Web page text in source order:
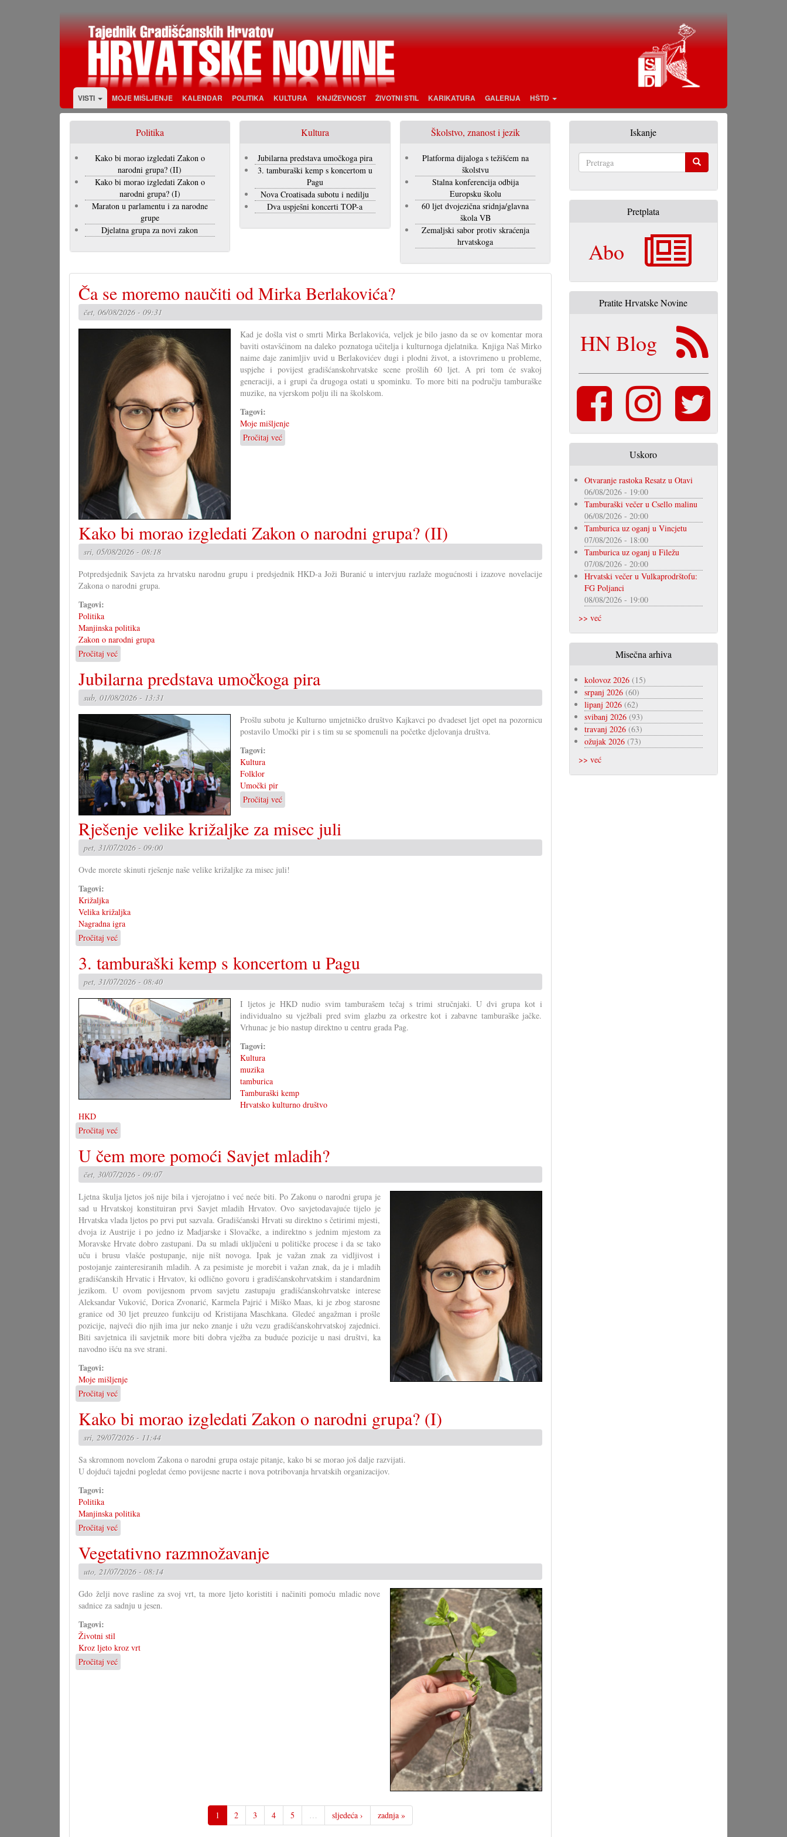
VISTI MOJE MIŠLJENJE KALENDAR POLITIKA KULTURA KNJIŽEVNOST ŽIVOTNI STIL KARIKATURA GALERIJA HŠTD
Politika
Kako bi morao izgledati Zakon o
narodni grupa? (II)
Kako bi morao izgledati Zakon o
narodni grupa? (I)
Maraton u parlamentu i za narodne
grupe
Djelatna grupa za novi zakon
Kultura
Jubilarna predstava umočkoga pira
3. tamburaški kemp s koncertom u
Pagu
Nova Croatisada subotu i nedilju
Dva uspješni koncerti TOP-a
Školstvo, znanost i jezik
Platforma dijaloga s težišćem na
školstvu
Stalna konferencija odbija
Europsku školu
60 ljet dvojezična sridnja/glavna
škola VB
Zemaljski sabor protiv skraćenja
hrvatskoga
Ča se moremo naučiti od Mirka Berlakovića?
čet, 06/08/2026 - 09:31
Kad je došla vist o smrti Mirka Berlakovića, veljek je bilo jasno da se ov komentar mora
baviti ostavšćinom na daleko poznatoga učitelja i kulturnoga djelatnika. Knjiga Naš Mirko
naime daje zanimljiv uvid u Berlakovićev dugi i plodni život, a istovrimeno u probleme,
uspjehe i povijest gradišćanskohrvatske scene prošlih 60 ljet. A pri tom će svakoj
generaciji, a i grupi ča drugoga ostati u spominku. To more biti na području tamburaške
muzike, na vjerskom polju ili na školskom.
Tagovi:
Moje mišljenje
Pročitaj već
Ča
Kako bi morao izgledati Zakon o narodni grupa? (II)
sri, 05/08/2026 - 08:18
Potpredsjednik Savjeta za hrvatsku narodnu grupu i predsjednik HKD-a Joži Buranić u intervjuu razlaže mogućnosti i izazove novelacije
Zakona o narodni grupa.
Tagovi:
Politika
Manjinska politika
Zakon o narodni grupa
Pročitaj već
Kako
bi
morao
izgledati
Zakon
narodni
grupa?
(II)
Jubilarna predstava umočkoga pira
sub, 01/08/2026 - 13:31
Prošlu subotu je Kulturno umjetničko društvo Kajkavci po dvadeset ljet opet na pozornicu
postavilo Umočki pir i s tim su se spomenuli na početke djelovanja društva.
Tagovi:
Kultura
Folklor
Umočki pir
Pročitaj već
Jubilarna
predstava
umočkoga
Rješenje velike križaljke za misec juli
pet, 31/07/2026 - 09:00
Ovde morete skinuti rješenje naše velike križaljke za misec juli!
Tagovi:
Križaljka
Velika križaljka
Nagradna igra
Pročitaj već
Rješenje
velike
križaljke
za
misec
juli
3. tamburaški kemp s koncertom u Pagu
pet, 31/07/2026 - 08:40
I ljetos je HKD nudio svim tamburašem tečaj s trimi stručnjaki. U dvi grupa kot i
individualno su vježbali pred svim glazbu za orkestre kot i zabavne tamburaške jačke.
Vrhunac je bio nastup direktno u centru grada Pag.
Tagovi:
Kultura
muzika
tamburica
Tamburaški kemp
Hrvatsko kulturno društvo
HKD
Pročitaj već
3.
tamburaški
kemp
s
u
Pagu
U čem more pomoći Savjet mladih?
čet, 30/07/2026 - 09:07
Ljetna škulja ljetos još nije bila i vjerojatno i već neće biti. Po Zakonu o narodni grupa je
sad u Hrvatskoj konstituiran prvi Savjet mladih Hrvatov. Ovo savjetodavajuće tijelo je
Hrvatska vlada ljetos po prvi put sazvala. Gradišćanski Hrvati su direktno s četirimi mjesti,
dvoja iz Austrije i po jedno iz Madjarske i Slovačke, a indirektno s jednim mjestom za
Moravske Hrvate dobro zastupani. Da su mladi uključeni u političke procese i da se tako
uču i brusu vlašće postupanje, nije ništ novoga. Ipak je važan znak za vidljivost i
postojanje zainteresiranih mladih. A za pesimiste je morebit i važan znak, da je i mladih
gradišćanskih Hrvatic i Hrvatov, ki odlično govoru i gradišćanskohrvatskim i standardnim
jezikom. U ovom povijesnom prvom savjetu zastupaju gradišćanskohrvatske interese
Aleksandar Vuković, Dorica Zvonarić, Karmela Pajrić i Miško Maas, ki je zbog starosne
granice od 30 ljet preuzeo funkciju od Kristijana Maschkana. Gledeć angažman i prošle
pozicije, najveći dio njih ima jur neko znanje i užu vezu gradišćanskohrvatskoj zajednici.
Biti savjetnica ili savjetnik more biti dobra vježba za buduće pozicije u nasi društvi, ka
navodno išću na sve strani.
Tagovi:
Moje mišljenje
Pročitaj već
U
čem
more
pomoći
mladih?
Kako bi morao izgledati Zakon o narodni grupa? (I)
sri, 29/07/2026 - 11:44
Sa skromnom novelom Zakona o narodni grupa ostaje pitanje, kako bi se morao još dalje razvijati.
U dojdući tajedni pogledat ćemo povijesne nacrte i nova potribovanja hrvatskih organizacijov.
Tagovi:
Politika
Manjinska politika
Pročitaj već
Kako
bi
morao
izgledati
o
narodni
Vegetativno razmnožavanje
uto, 21/07/2026 - 08:14
Gdo želji nove rasline za svoj vrt, ta more ljeto koristiti i načiniti pomoću mladic nove
sadnice za sadnju u jesen.
Tagovi:
Životni stil
Kroz ljeto kroz vrt
Pročitaj već
Vegetativno
1 2 3 4 5 … sljedeća › zadnja »
Iskanje
Pretplata
Abo
Pratite Hrvatske Novine
HN Blog
Uskoro
Otvaranje rastoka Resatz u Otavi
06/08/2026 - 19:00
Tamburaški večer u Csello malinu
06/08/2026 - 20:00
Tamburica uz oganj u Vincjetu
07/08/2026 - 18:00
Tamburica uz oganj u Filežu
07/08/2026 - 20:00
Hrvatski večer u Vulkaprodrštofu:
FG Poljanci
08/08/2026 - 19:00
>> već
Misečna arhiva
kolovoz 2026(15)
srpanj 2026(60)
lipanj 2026(62)
svibanj 2026(93)
travanj 2026(63)
ožujak 2026(73)
>> već